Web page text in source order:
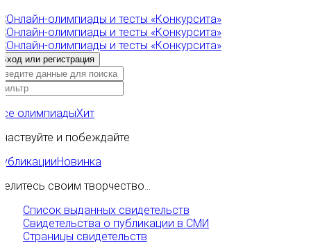
олимпиадыХит
и побеждайте
Новинка
своим творчество...
Список выданных свидетельств
Свидетельства о публикации в СМИ
Страницы свидетельств